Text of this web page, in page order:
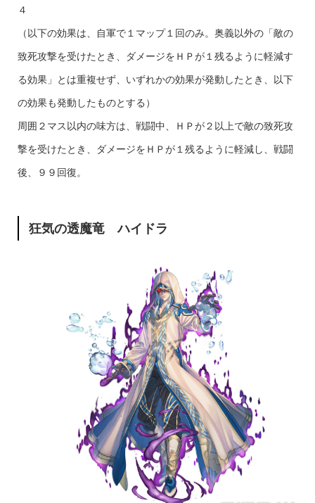
４
（以下の効果は、自軍で１マップ１回のみ。奥義以外の「敵の
致死攻撃を受けたとき、ダメージをＨＰが１残るように軽減す
る効果」とは重複せず、いずれかの効果が発動したとき、以下
の効果も発動したものとする）
周囲２マス以内の味方は、戦闘中、ＨＰが２以上で敵の致死攻
撃を受けたとき、ダメージをＨＰが１残るように軽減し、戦闘
後、９９回復。
狂気の透魔竜 ハイドラ